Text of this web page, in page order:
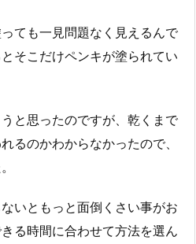
ても一見問題なく見えるんで
そこだけペンキが塗られてい
と思ったのですが、乾くまで
るのかわからなかったので、
いともっと面倒くさい事がお
る時間に合わせて方法を選ん